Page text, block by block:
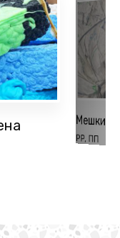
Мешки
PP, ПП